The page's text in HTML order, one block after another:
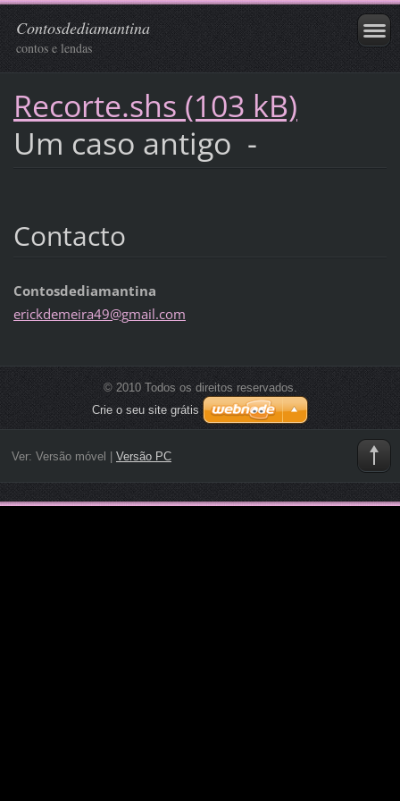
Contosdediamantina
contos e lendas
Recorte.shs (103 kB)
Um caso antigo -
Contacto
Contosdediamantina
erickdemeira49@gmail.com
© 2010 Todos os direitos reservados.
Crie o seu site grátis
Ver: Versão móvel Versão PC